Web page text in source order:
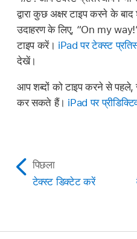
द्वारा कुछ अक्षर टाइप करने के
उदाहरण के लिए, “On my
टाइप करें। iPad पर टेक्स्ट
देखें।
आप शब्दों को टाइप करने से पहले,
कर सकते हैं। iPad पर
पिछला
टेक्स्ट डिक्टेट करें